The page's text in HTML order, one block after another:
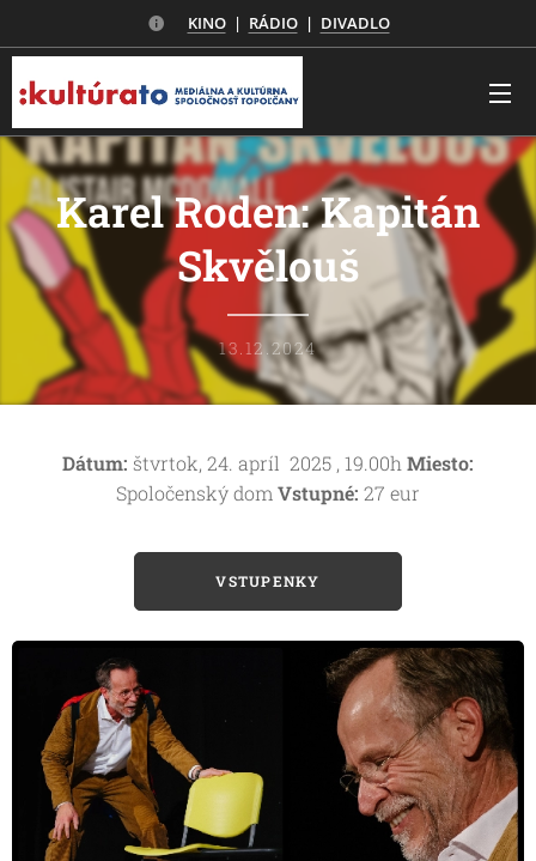
KINO| RÁDIO| DIVADLO
Karel Roden: Kapitán
Skvělouš
13.12.2024
Dátum: štvrtok, 24. apríl 2025 , 19.00h Miesto:
Spoločenský dom Vstupné: 27 eur
VSTUPENKY